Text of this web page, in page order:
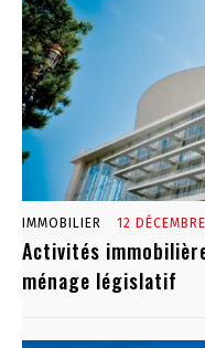
IMMOBILIER 12
Activités
ménage législatif